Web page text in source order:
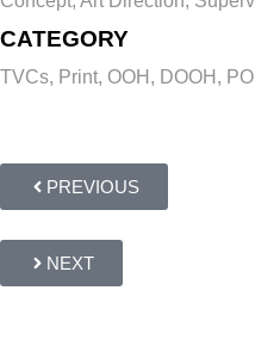
CATEGORY
TVCs, Print, OOH, DOOH,
PREVIOUS
NEXT